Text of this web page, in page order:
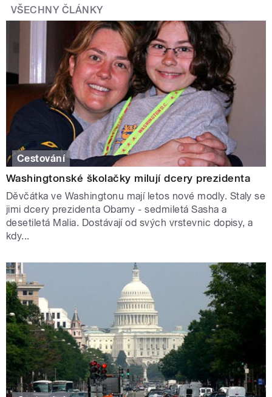
VŠECHNY ČLÁNKY
Cestování
Washingtonské školačky milují dcery prezidenta
Děvčátka ve Washingtonu mají letos nové modly. Staly se
jimi dcery prezidenta Obamy - sedmiletá Sasha a
desetiletá Malia. Dostávají od svých vrstevnic dopisy, a
kdy...